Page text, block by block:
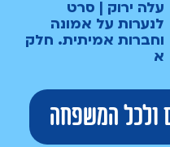
עלה ירוק | סרט
לנערות על אמונה
וחברות אמיתית. חלק
א
ולכל המשפחה